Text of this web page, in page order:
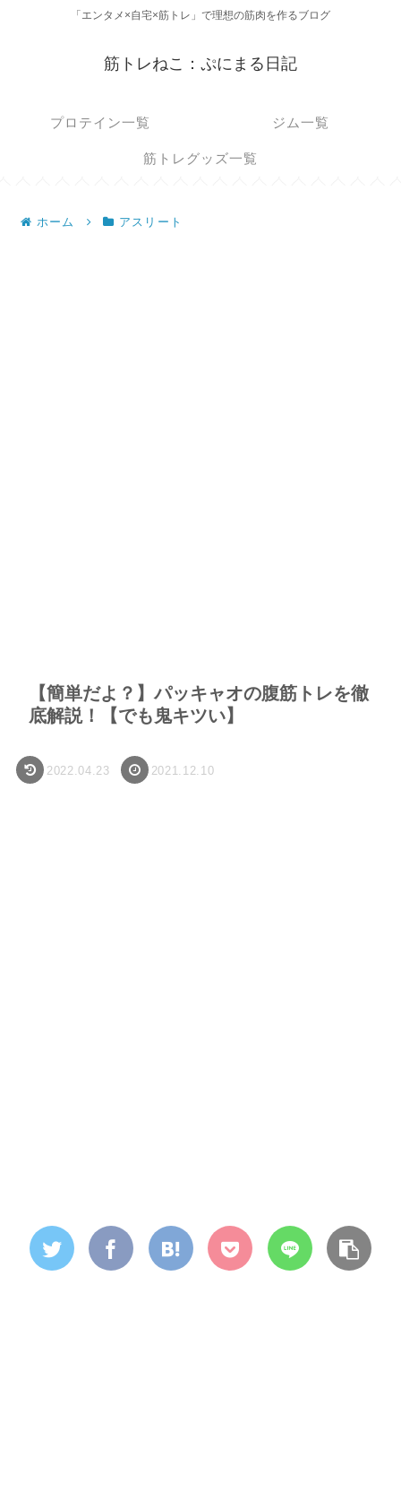
「エンタメ×自宅×筋トレ」で理想の筋肉を作るブログ
筋トレねこ：ぷにまる日記
プロテイン一覧 ジム一覧
筋トレグッズ一覧
ホーム アスリート
【簡単だよ？】パッキャオの腹筋トレを徹
底解説！【でも鬼キツい】
2022.04.23 2021.12.10